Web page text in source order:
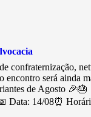
confraternização,
encontro será ainda
de Agosto
Data: 14/08⏰